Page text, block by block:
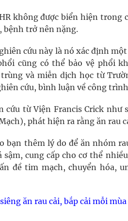
không được biển hiện trong
bệnh trở nên nặng.
cứu này là nó xác định
cũng có thể bảo vệ phổi
và miễn dịch học từ
cứu, bình luận về công
cứu từ Viện Francis Crick
phát hiện ra rằng ăn rau
bạn thêm lý do để ăn nhóm
sậm, cung cấp cho cơ thể
đề tim mạch, chuyển hóa,
ăn rau cải, bắp cải mỗi